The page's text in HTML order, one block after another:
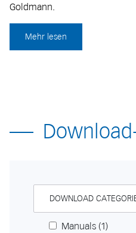
Goldmann.
Mehr lesen
DOWNLOAD
Manuals (1)